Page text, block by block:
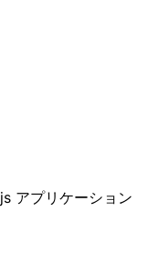
アプリケーション